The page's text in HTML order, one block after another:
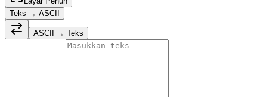
Teks → ASCII
ASCII → Teks